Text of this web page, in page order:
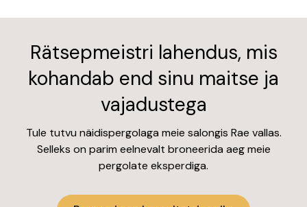
Rätsepmeistri lahendus, mis
kohandab end sinu maitse ja
vajadustega
Tule tutvu näidispergolaga meie salongis Rae vallas.
Selleks on parim eelnevalt broneerida aeg meie
pergolate eksperdiga.